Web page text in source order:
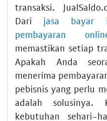
transaksi.
Dari jasa bayar
pembayaran
memastikan setiap
Apakah Anda
menerima
pebisnis yang perlu
adalah solusinya.
kebutuhan sehari-